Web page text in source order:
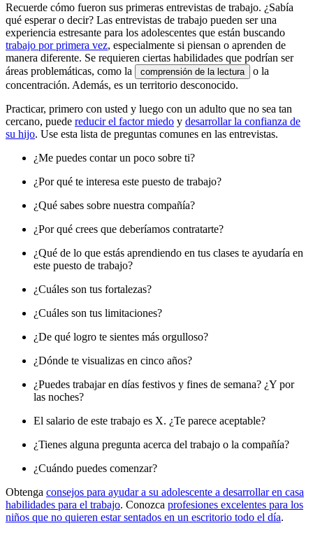
Recuerde cómo fueron sus primeras entrevistas de trabajo. ¿Sabía
qué esperar o decir? Las entrevistas de trabajo pueden ser una
experiencia estresante para los adolescentes que están buscando
trabajo por primera vez, especialmente si piensan o aprenden de
manera diferente. Se requieren ciertas habilidades que podrían ser
áreas problemáticas, como la
comprensión de la lectura
o la
concentración. Además, es un territorio desconocido.
Practicar, primero con usted y luego con un adulto que no sea tan
cercano, puede reducir el factor miedo y desarrollar la confianza de
su hijo. Use esta lista de preguntas comunes en las entrevistas.
¿Me puedes contar un poco sobre ti?
¿Por qué te interesa este puesto de trabajo?
¿Qué sabes sobre nuestra compañía?
¿Por qué crees que deberíamos contratarte?
¿Qué de lo que estás aprendiendo en tus clases te ayudaría en
este puesto de trabajo?
¿Cuáles son tus fortalezas?
¿Cuáles son tus limitaciones?
¿De qué logro te sientes más orgulloso?
¿Dónde te visualizas en cinco años?
¿Puedes trabajar en días festivos y fines de semana? ¿Y por
las noches?
El salario de este trabajo es X. ¿Te parece aceptable?
¿Tienes alguna pregunta acerca del trabajo o la compañía?
¿Cuándo puedes comenzar?
Obtenga consejos para ayudar a su adolescente a desarrollar en casa
habilidades para el trabajo. Conozca profesiones excelentes para los
niños que no quieren estar sentados en un escritorio todo el día.